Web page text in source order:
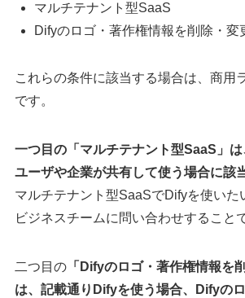
マルチテナント型SaaS
Difyのロゴ・著作権情報を削除・変
これらの条件に該当する場合は、商用
です。
一つ目の「マルチテナント型SaaS」
ユーザや企業が共有して使う場合に該
マルチテナント型SaaSでDifyを使いた
ビジネスチームに問い合わせすること
二つ目の「Difyのロゴ・著作権情報を
は、記載通りDifyを使う場合、Difyの